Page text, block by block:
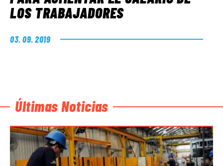
LOS TRABAJADORES
03. 09. 2019
Últimas Noticias